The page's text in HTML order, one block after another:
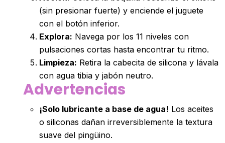
(sin presionar fuerte) y enciende el juguete
con el botón inferior.
Explora: Navega por los 11 niveles con
pulsaciones cortas hasta encontrar tu ritmo.
Limpieza: Retira la cabecita de silicona y lávala
con agua tibia y jabón neutro.
Advertencias
¡Solo lubricante a base de agua! Los aceites
o siliconas dañan irreversiblemente la textura
suave del pingüino.